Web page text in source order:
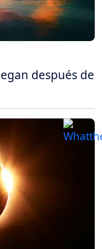
después de